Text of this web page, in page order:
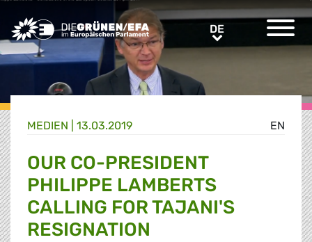
Greens/EFA Home DEDE
EN
MEDIEN 13.03.2019
OUR CO-PRESIDENT
PHILIPPE LAMBERTS
CALLING FOR TAJANI'S
RESIGNATION